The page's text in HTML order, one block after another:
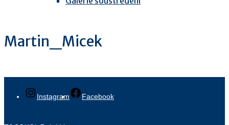
Martin_Micek
Instagram Facebook